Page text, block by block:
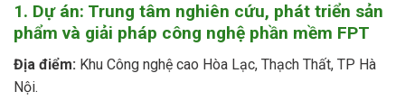
1. Dự án: Trung tâm nghiên cứu, phát triển sản
phẩm và giải pháp công nghệ phần mềm FPT
Địa điểm: Khu Công nghệ cao Hòa Lạc, Thạch Thất, TP Hà
Nội.